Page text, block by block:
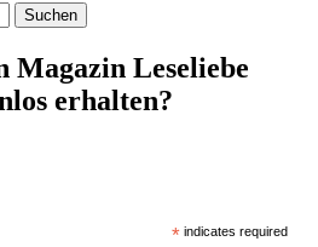
Magazin Leseliebe
erhalten?
* indicates required